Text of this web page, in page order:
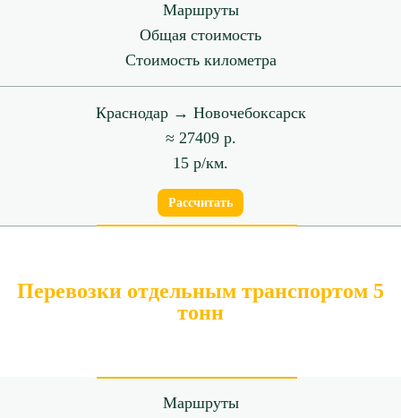
Маршруты
Общая стоимость
Стоимость километра
Краснодар → Новочебоксарск
≈ 27409 р.
15 р/км.
Рассчитать
Перевозки отдельным транспортом 5
тонн
Маршруты